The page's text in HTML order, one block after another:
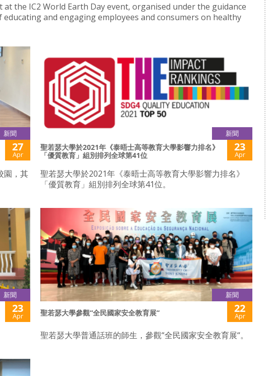
the IC2 World Earth Day event, organised under the guidance
educating and engaging employees and consumers on healthy
新聞
27
Apr
園，其
新聞
聖若瑟大學於2021年《泰晤士高等教育大學影響力排名》
「優質教育」組別排列全球第41位
23
Apr
聖若瑟大學於2021年《泰晤士高等教育大學影響力排名》
「優質教育」組別排列全球第41位。
新聞
23
Apr
新聞
聖若瑟大學參觀“全民國家安全教育展“ 22
Apr
聖若瑟大學普通話班的師生，參觀“全民國家安全教育展“。